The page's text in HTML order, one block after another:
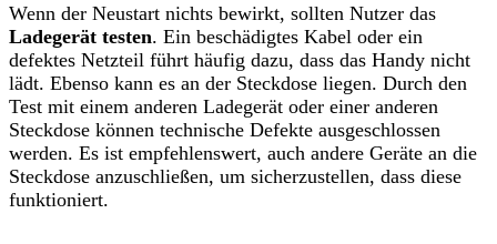
Wenn der Neustart nichts bewirkt, sollten Nutzer das
Ladegerät testen. Ein beschädigtes Kabel oder ein
defektes Netzteil führt häufig dazu, dass das Handy nicht
lädt. Ebenso kann es an der Steckdose liegen. Durch den
Test mit einem anderen Ladegerät oder einer anderen
Steckdose können technische Defekte ausgeschlossen
werden. Es ist empfehlenswert, auch andere Geräte an die
Steckdose anzuschließen, um sicherzustellen, dass diese
funktioniert.